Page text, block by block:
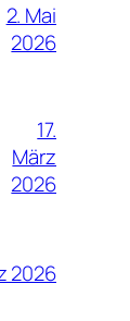
2. Mai
2026
17.
März
2026
2026